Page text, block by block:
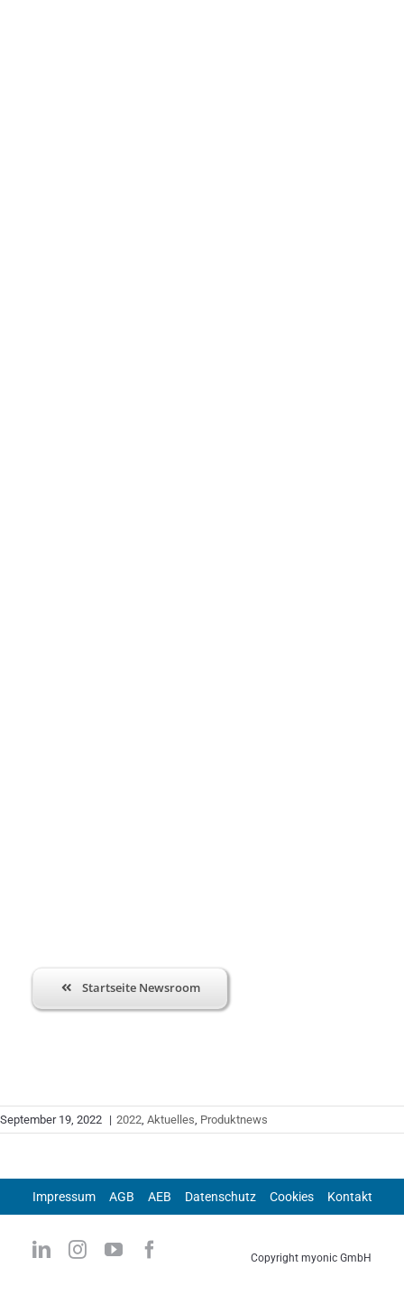
Startseite Newsroom
September 19, 2022 | 2022, Aktuelles, Produktnews
Impressum AGB AEB Datenschutz Cookies Kontakt
Copyright myonic GmbH